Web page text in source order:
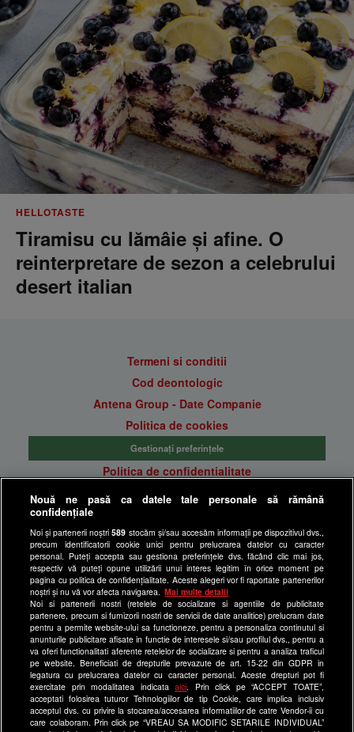
HELLOTASTE
Tiramisu cu lămâie și afine. O
reinterpretare de sezon a celebrului
desert italian
Termeni si conditii
Cod deontologic
Antena Group - Date Companie
Politica de cookies
Gestionați preferințele
Politica de confidentialitate
Anunturi gratuite pe Lajumate.ro
Program Happy Channel
Echipa editorială
Site-uri Antena Group
a1.ro
antenastars.ro
as.ro
catine.ro
chefi.ro
deparinti.ro
Nouă ne pasă ca datele tale personale să rămână
confidențiale
Noi și partenerii noștri589 stocăm și/sau accesăm informații pe dispozitivul dvs.,
precum identificatorii cookie unici pentru prelucrarea datelor cu caracter
personal. Puteți accepta sau gestiona preferințele dvs. făcând clic mai jos,
respectiv vă puteți opune utilizării unui interes legitim în orice moment pe
pagina cu politica de confidențialitate. Aceste alegeri vor fi raportate partenerilor
noștri și nu vă vor afecta navigarea.
Mai multe detalii
Noi si partenerii nostri (retelele de socializare si agentiile de publicitate
partenere, precum si furnizorii nostri de servicii de date analitice) prelucram date
pentru a permite website-ului sa functioneze, pentru a personaliza continutul si
anunturile publicitare afisate in functie de interesele si/sau profilul dvs., pentru a
va oferi functionalitati aferente retelelor de socializare si pentru a analiza traficul
pe website. Beneficiati de drepturile prevazute de art. 15-22 din GDPR in
legatura cu prelucrarea datelor cu caracter personal. Aceste drepturi pot fi
exercitate prin modalitatea indicataaici . Prin click pe “ACCEPT TOATE”,
acceptati folosirea tuturor Tehnologiilor de tip Cookie, care implica inclusiv
acceptul dvs. cu privire la stocarea/accesarea informatiilor de catre Vendor-ii cu
care colaboram. Prin click pe “VREAU SA MODIFIC SETARILE INDIVIDUAL”